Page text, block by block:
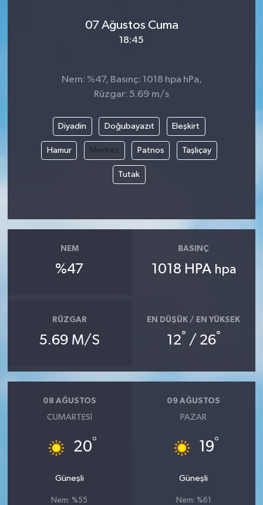
07 Ağustos Cuma
18:45
Nem: %47, Basınç: 1018 hpa hPa,
Rüzgar: 5.69 m/s
Diyadin Doğubayazıt Eleşkirt
Hamur Merkez Patnos Taşlıçay
Tutak
NEM
%47
BASINÇ
1018 HPA hpa
RÜZGAR
5.69 M/S
EN DÜŞÜK / EN YÜKSEK
12° / 26°
08 AĞUSTOS
CUMARTESI
20°
Güneşli
Nem: %55
09 AĞUSTOS
PAZAR
19°
Güneşli
Nem: %61
Sivil Toplum
Turizm
DÜNYA